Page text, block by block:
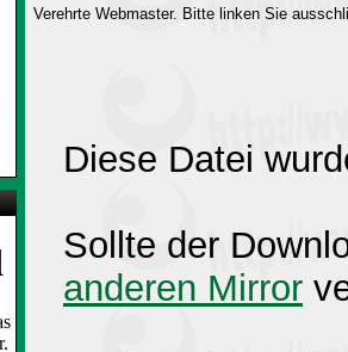
Verehrte Webmaster. Bitte linken Sie
Diese Datei
Sollte der
anderen Mirror